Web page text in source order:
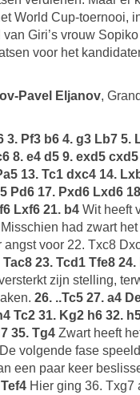
World Cup-toernooi,
Giri’s vrouw
voor het
Pavel Eljanov,
3. Pf3 b6 4. g3 Lb7 5.
8. e4 d5 9. exd5 cxd5
13. Tc1 dxc4 14.
Pd6 17. Pxd6 Lxd6
Lxf6 21. b4 Wit heeft
had zwart
voor 22. Txc8
23. Tcd1 Tfe8 24.
zijn stelling,
26. ..Tc5 27. a4
Tc2 31. Kg2 h6 32.
35. Tg4 Zwart heeft
De volgende fase
een paar keer
Hier ging 36.